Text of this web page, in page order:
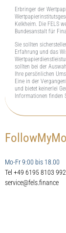
Erbringer der
Kelkheim. Die FELS
Bundesanstalt für
Sie sollten
Erfahrung und das
sollten bei der
Ihre persönlichen
Eine in der
und bietet keinerlei
Informationen finden
Mo-Fr 9:00 bis 18.00
Tel +49 6195 8103 992
service@fels.finance